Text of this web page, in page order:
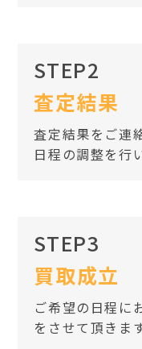
STEP2
査定結果
査定結果をご連
日程の調整を行
STEP3
買取成立
ご希望の日程に
をさせて頂きます